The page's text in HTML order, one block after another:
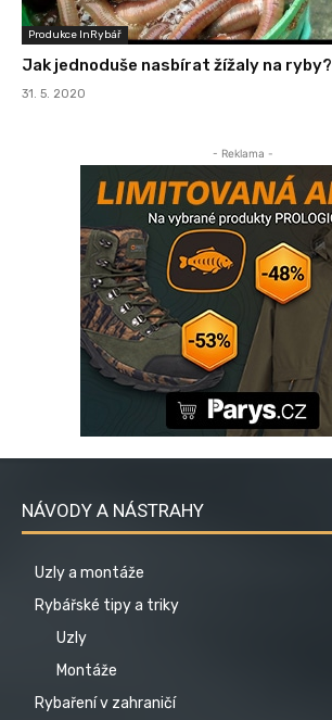
Produkce InRybář
Jak jednoduše nasbírat žížaly na ryby?
31. 5. 2020
- Reklama -
NÁVODY A NÁSTRAHY
Uzly a montáže
Rybářské tipy a triky
Uzly
Montáže
Rybaření v zahraničí